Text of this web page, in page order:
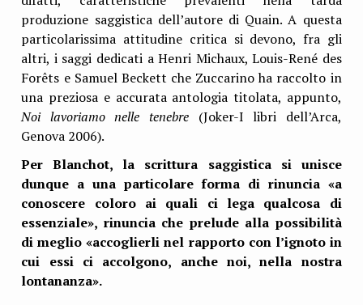
produzione saggistica dell’autore di Quain. A questa
particolarissima attitudine critica si devono, fra gli
altri, i saggi dedicati a Henri Michaux, Louis-René des
Forêts e Samuel Beckett che Zuccarino ha raccolto in
una preziosa e accurata antologia titolata, appunto,
Noi lavoriamo nelle tenebre (Joker-I libri dell’Arca,
Genova 2006).
Per Blanchot, la scrittura saggistica si unisce
dunque a una particolare forma di rinuncia «a
conoscere coloro ai quali ci lega qualcosa di
essenziale», rinuncia che prelude alla possibilità
di meglio «accoglierli nel rapporto con l’ignoto in
cui essi ci accolgono, anche noi, nella nostra
lontananza».